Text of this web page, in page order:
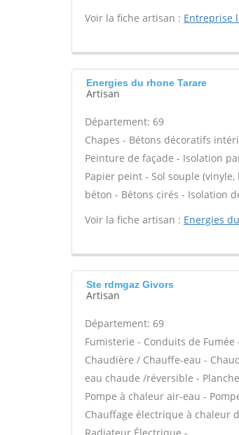
Voir la fiche artisan : Entreprise
Energies du rhone Tarare
Artisan
Département: 69
Chapes - Bétons décoratifs
Peinture de façade - Isolation
Papier peint - Sol souple
béton - Bétons cirés - Isolation
Voir la fiche artisan : Energies
Ste rdmgaz Givors
Artisan
Département: 69
Fumisterie - Conduits de
Chaudière / Chauffe-eau -
eau chaude /réversible -
Pompe à chaleur air-eau -
Chauffage électrique à chaleur